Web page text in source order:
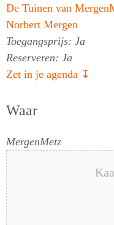
De Tuinen van
Norbert Mergen
Toegangsprijs: Ja
Reserveren: Ja
Zet in je agenda ↧
Waar
MergenMetz